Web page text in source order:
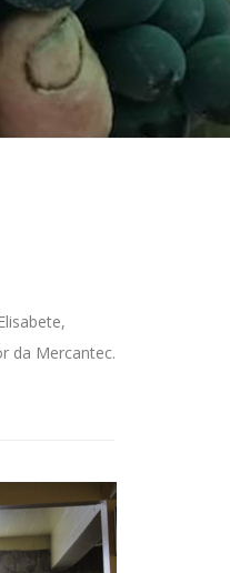
da Mercantec.